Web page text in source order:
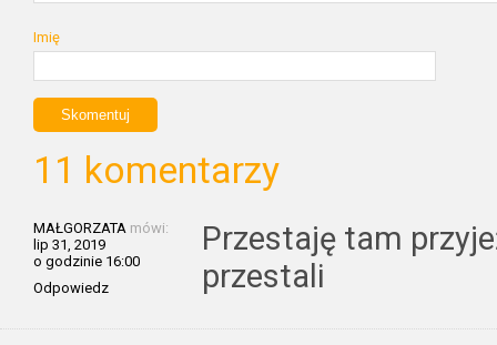
Imię
11 komentarzy
MAŁGORZATA mówi:
lip 31, 2019
o godzinie 16:00
Odpowiedz
Przestaję tam
przestali